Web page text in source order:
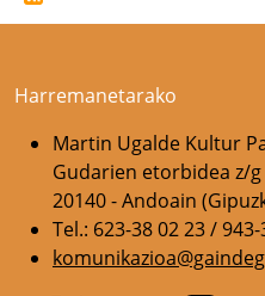
Harremanetarako
Martin Ugalde Kultur
Gudarien etorbidea z/g
20140 - Andoain
Tel.: 623-38 02 23 /